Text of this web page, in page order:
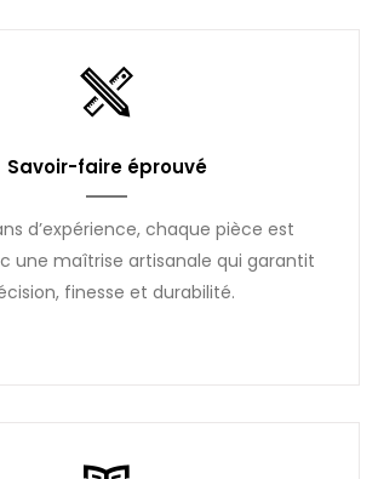
Savoir-faire éprouvé
d’expérience, chaque pièce est
une maîtrise artisanale qui garantit
finesse et durabilité.